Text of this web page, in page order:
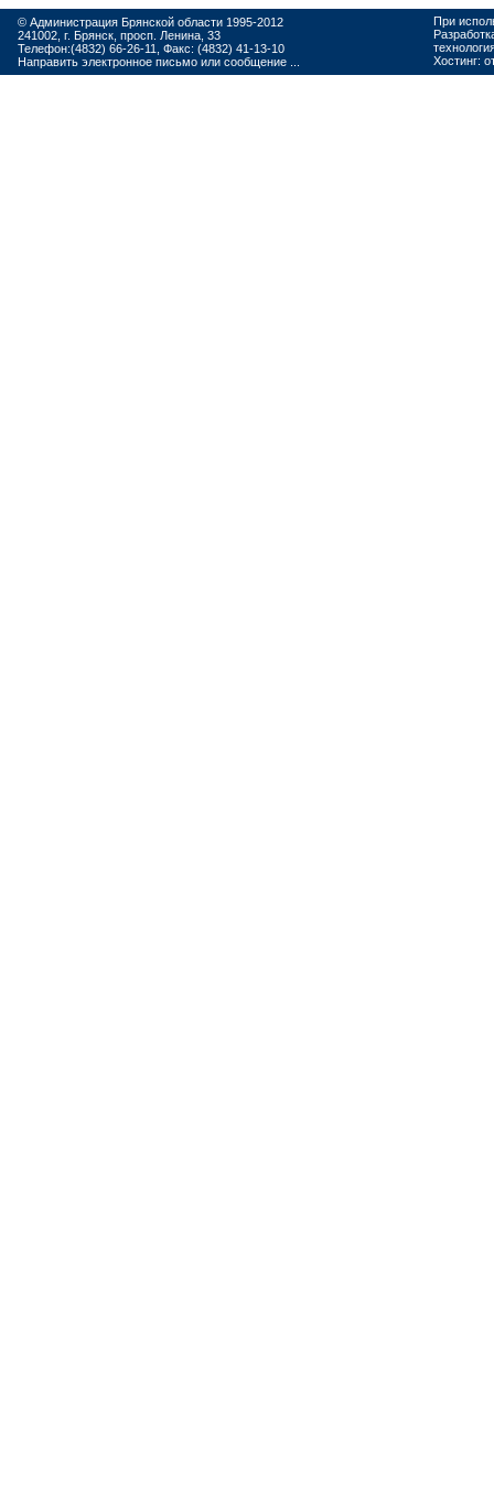
© Администрация Брянской области 1995-2012
241002, г. Брянск, просп. Ленина, 33
Телефон:(4832) 66-26-11, Факс: (4832) 41-13-10
Направить электронное письмо или сообщение ...
При
Хостинг: